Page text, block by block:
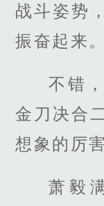
战斗姿势
振奋起来。
不错
金刀决合
想象的厉害
萧毅